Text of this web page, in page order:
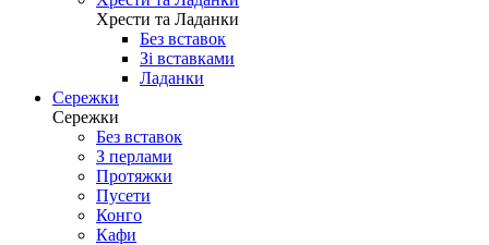
Хрести та Ладанки
Без вставок
Зі вставками
Ладанки
Сережки
Сережки
Без вставок
З перлами
Протяжки
Пусети
Конго
Кафи